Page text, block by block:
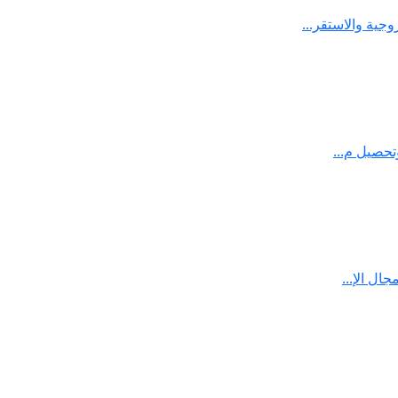
والاستقر...
م...
الإ...